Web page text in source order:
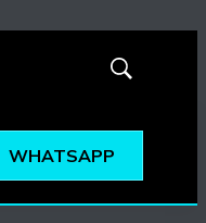
Mostrar
WHATSAPP